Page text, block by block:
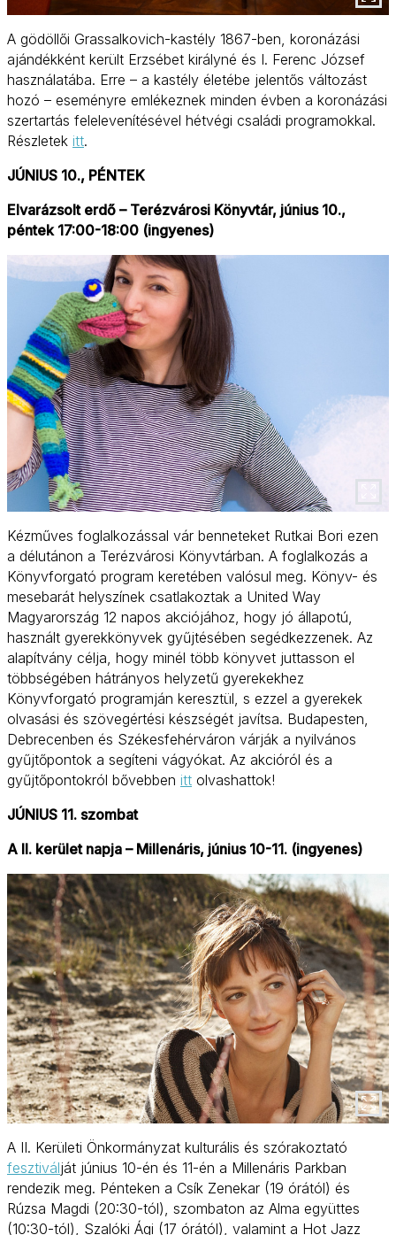
A gödöllői Grassalkovich-kastély 1867-ben, koronázási
ajándékként került Erzsébet királyné és I. Ferenc József
használatába. Erre – a kastély életébe jelentős változást
hozó – eseményre emlékeznek minden évben a koronázási
szertartás felelevenítésével hétvégi családi programokkal.
Részletek itt.
JÚNIUS 10., PÉNTEK
Elvarázsolt erdő – Terézvárosi Könyvtár, június 10.,
péntek 17:00-18:00 (ingyenes)
Kézműves foglalkozással vár benneteket Rutkai Bori ezen
a délutánon a Terézvárosi Könyvtárban. A foglalkozás a
Könyvforgató program keretében valósul meg. Könyv- és
mesebarát helyszínek csatlakoztak a United Way
Magyarország 12 napos akciójához, hogy jó állapotú,
használt gyerekkönyvek gyűjtésében segédkezzenek. Az
alapítvány célja, hogy minél több könyvet juttasson el
többségében hátrányos helyzetű gyerekekhez
Könyvforgató programján keresztül, s ezzel a gyerekek
olvasási és szövegértési készségét javítsa. Budapesten,
Debrecenben és Székesfehérváron várják a nyilvános
gyűjtőpontok a segíteni vágyókat. Az akcióról és a
gyűjtőpontokról bővebben itt olvashattok!
JÚNIUS 11. szombat
A II. kerület napja – Millenáris, június 10-11. (ingyenes)
A II. Kerületi Önkormányzat kulturális és szórakoztató
fesztiválját június 10-én és 11-én a Millenáris Parkban
rendezik meg. Pénteken a Csík Zenekar (19 órától) és
Rúzsa Magdi (20:30-tól), szombaton az Alma együttes
(10:30-tól), Szalóki Ági (17 órától), valamint a Hot Jazz